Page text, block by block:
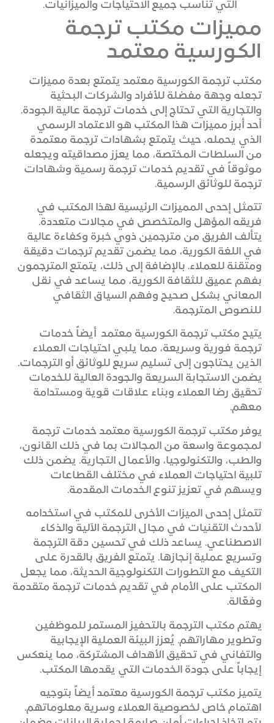
التي تناسب جميع الاحتياجات والميزانيات.
مميزات مكتب ترجمة
الكورسية معتمد
مكتب ترجمة الكورسية معتمد يتمتع بعدة مميزات
تجعله وجهة مفضلة للأفراد والشركات البحثية
والتجارية التي تحتاج إلى خدمات ترجمة عالية الجودة.
أحد أبرز مميزات هذا المكتب هو الاعتماد الرسمي
الذي يحمله، حيث يتمتع بشهادات ترجمة معتمدة
من السلطات المختصة، مما يعزز مصداقيته ويجعله
موثوقاً في تقديم خدمات ترجمة رسمية وشهادات
ترجمة للوثائق الرسمية.
تتمثل إحدى المميزات الرئيسية لهذا المكتب في
فريقه المؤهل والمتخصص في مجالات متعددة.
يتألف الفريق من مترجمين ذوي خبرة وكفاءة عالية
في اللغة الكورية، مما يضمن تقديم ترجمات دقيقة
ومتقنة للعملاء. بالإضافة إلى ذلك، يتمتع المترجمون
بفهم عميق للثقافة الكورية، مما يساعد في نقل
المعاني بشكل صحيح وفهم السياق الثقافي
للنصوص المترجمة.
يتيح مكتب ترجمة الكورسية معتمد أيضاً خدمات
ترجمة فورية وسريعة، مما يلبي احتياجات العملاء
الذين يحتاجون إلى تسليم سريع للوثائق أو الترجمات.
يضمن الاستجابة السريعة والجودة العالية للخدمات
تحقيق رضا العملاء وبناء علاقات قوية ومستدامة
معهم.
يوفر مكتب ترجمة الكورسية معتمد خدمات ترجمة
لمجموعة واسعة من المجالات بما في ذلك القانون،
والطب، والتكنولوجيا، والأعمال التجارية. يضمن ذلك
تلبية احتياجات العملاء في مختلف القطاعات
ويسهم في تعزيز تنوع الخدمات المقدمة.
تتمثل إحدى الميزات الأخرى للمكتب في استخدامه
لأحدث التقنيات في مجال الترجمة الآلية والذكاء
الاصطناعي. يساعد ذلك في تحسين دقة الترجمة
وتسريع عملية إنجازها. يتمتع الفريق بالقدرة على
التكيف مع التطورات التكنولوجية الحديثة، مما يجعل
المكتب على الأمام في تقديم خدمات ترجمة متقدمة
وفعّالة.
يهتم مكتب الترجمة بالتحفيز المستمر للموظفين
وتطوير مهاراتهم. يُعزز البيئة العملية الإيجابية
والتفاني في تحقيق الأهداف المشتركة، مما ينعكس
إيجاباً على جودة الخدمات التي يقدمها المكتب.
يتميز مكتب ترجمة الكورسية معتمد أيضاً بتوجيه
اهتمام خاص لخصوصية العملاء وسرية معلوماتهم.